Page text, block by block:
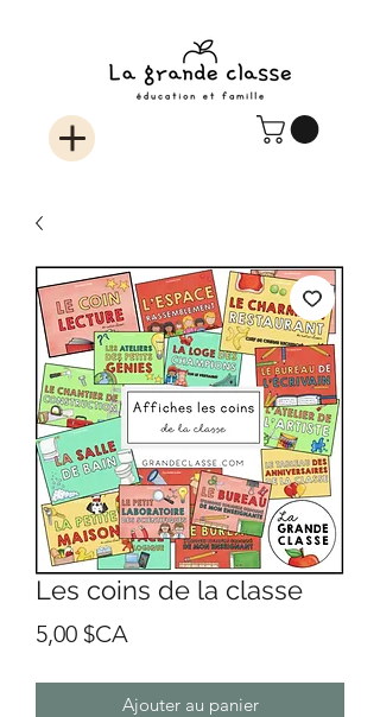
Les coins de la classe
5,00 $CA
Ajouter au panier